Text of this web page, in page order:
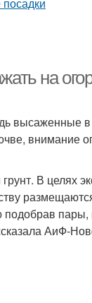
на
высаженные
внимание
В целях
подобрав
АиФ-